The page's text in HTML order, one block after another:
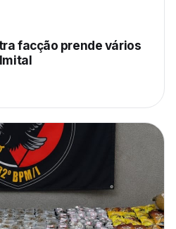
facção prende vários